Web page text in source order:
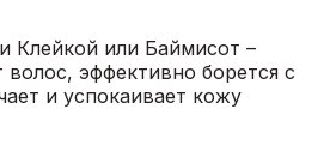
Клейкой или Баймисот –
волос, эффективно борется с
и успокаивает кожу